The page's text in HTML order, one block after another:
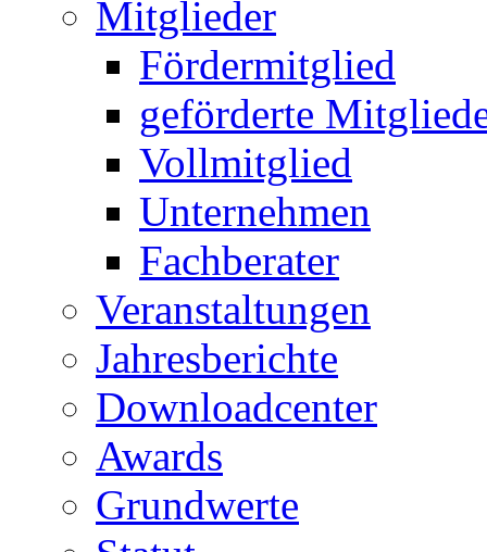
Mitglieder
Fördermitglied
geförderte
Vollmitglied
Unternehmen
Fachberater
Veranstaltungen
Jahresberichte
Downloadcenter
Awards
Grundwerte